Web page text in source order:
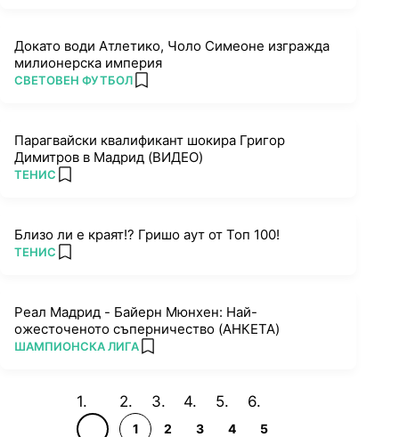
Докато води Атлетико, Чоло Симеоне изгражда
милионерска империя
ПОВЕЧЕ ОТ
СВЕТОВЕН ФУТБОЛ add favorites
Парагвайски квалификант шокира Григор
Димитров в Мадрид (ВИДЕО)
ПОВЕЧЕ ОТ
ТЕНИС add favorites
Близо ли е краят!? Гришо аут от Топ 100!
ПОВЕЧЕ ОТ
ТЕНИС add favorites
Реал Мадрид - Байерн Мюнхен: Най-
ожесточеното съперничество (АНКЕТА)
ПОВЕЧЕ ОТ
ШАМПИОНСКА ЛИГА add favorites
1 2 3 4 5